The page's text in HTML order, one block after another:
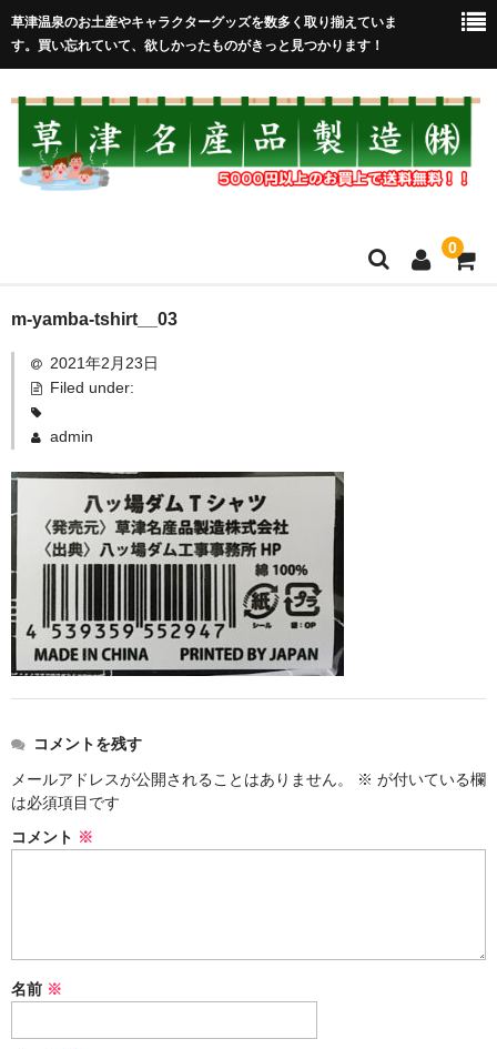
草津温泉のお土産やキャラクターグッズを数多く取り揃えていま
す。買い忘れていて、欲しかったものがきっと見つかります！
0
HOME
在庫処分セール
全取扱商品
お勧め商品
新商品
ご当地シリーズ
その他
キャラクター
ゆもみちゃん
m-yamba-tshirt__03
2021年2月23日
Filed under:
admin
コメントを残す
メールアドレスが公開されることはありません。
※ が付いている欄
は必須項目です
コメント ※
名前 ※